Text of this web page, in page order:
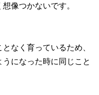
像つかないです。
なく育っているため、
になった時に同じこと